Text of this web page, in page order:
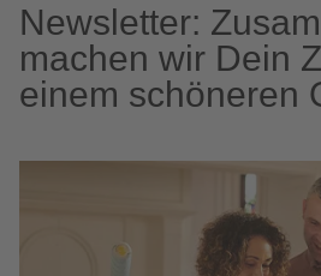
Newsletter:
machen wir Dein
einem schöneren